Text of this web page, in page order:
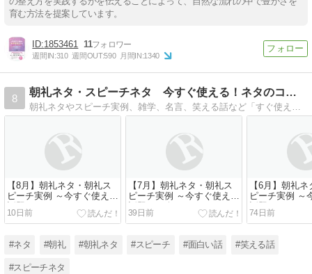
育む方法を提案しています。
1853461 11
週間IN:310 週間OUT:590 月間IN:1340
8
朝礼ネタ・スピーチネタ 今すぐ使える！ネタのコンビニ
【8月】朝礼ネタ・朝礼ス
ピーチ実例 ～今すぐ使える
話題は？～
10日前
【7月】朝礼ネタ・朝礼ス
ピーチ実例 ～今すぐ使える
話題を紹介～
39日前
【6月】朝礼
ピーチ実例 ～
話題まとめ～
74日前
#ネタ #朝礼 #朝礼ネタ #スピーチ #面白い話 #笑える話
#スピーチネタ